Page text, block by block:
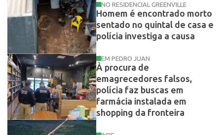
NO RESIDENCIAL GREENVILLE
Homem é encontrado morto
sentado no quintal de casa e
polícia investiga a causa
EM PEDRO JUAN
À procura de
emagrecedores falsos,
polícia faz buscas em
farmácia instalada em
shopping da fronteira